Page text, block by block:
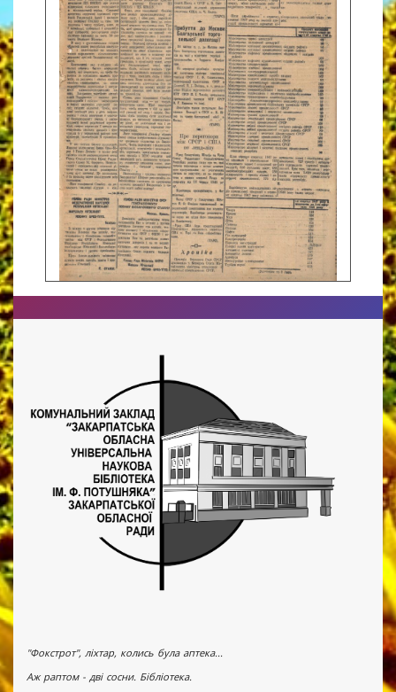
"Фокстрот", ліхтар, колись була аптека...
Аж раптом - дві сосни. Бібліотека.